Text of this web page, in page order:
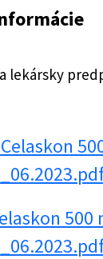
lekársky